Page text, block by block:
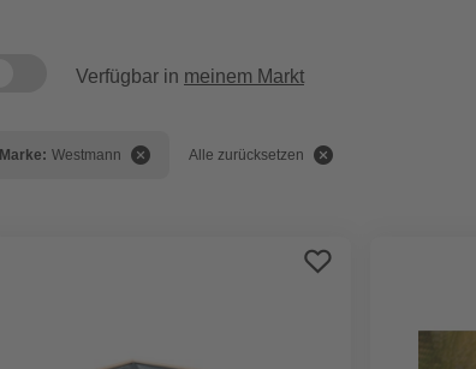
Verfügbar in meinem Markt
Marke: Westmann Alle zurücksetzen